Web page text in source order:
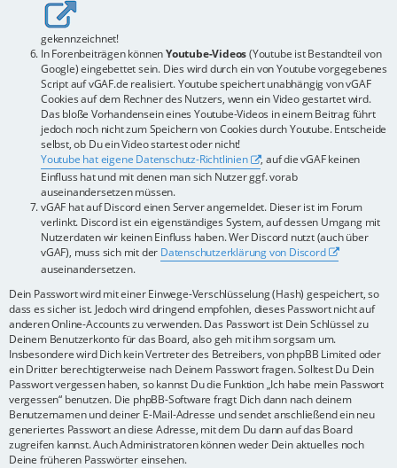
gekennzeichnet!
In Forenbeiträgen könnenYoutube-Videos(Youtube ist Bestandteil von
Google) eingebettet sein. Dies wird durch ein von Youtube vorgegebenes
Script auf vGAF.de realisiert. Youtube speichert unabhängig von vGAF
Cookies auf dem Rechner des Nutzers, wenn ein Video gestartet wird.
Das bloße Vorhandensein eines Youtube-Videos in einem Beitrag führt
jedoch noch nicht zum Speichern von Cookies durch Youtube. Entscheide
selbst, ob Du ein Video startest oder nicht!
Youtube hat eigene Datenschutz-Richtlinien
, auf die vGAF keinen
Einfluss hat und mit denen man sich Nutzer ggf. vorab
auseinandersetzen müssen.
vGAF hat auf Discord einen Server angemeldet. Dieser ist im Forum
verlinkt. Discord ist ein eigenständiges System, auf dessen Umgang mit
Nutzerdaten wir keinen Einfluss haben. Wer Discord nutzt (auch über
vGAF), muss sich mit der Datenschutzerklärung von Discord
auseinandersetzen.
Dein Passwort wird mit einer Einwege-Verschlüsselung (Hash) gespeichert, so
dass es sicher ist. Jedoch wird dringend empfohlen, dieses Passwort nicht auf
anderen Online-Accounts zu verwenden. Das Passwort ist Dein Schlüssel zu
Deinem Benutzerkonto für das Board, also geh mit ihm sorgsam um.
Insbesondere wird Dich kein Vertreter des Betreibers, von phpBB Limited oder
ein Dritter berechtigterweise nach Deinem Passwort fragen. Solltest Du Dein
Passwort vergessen haben, so kannst Du die Funktion „Ich habe mein Passwort
vergessen“ benutzen. Die phpBB-Software fragt Dich dann nach deinem
Benutzernamen und deiner E-Mail-Adresse und sendet anschließend ein neu
generiertes Passwort an diese Adresse, mit dem Du dann auf das Board
zugreifen kannst. Auch Administratoren können weder Dein aktuelles noch
Deine früheren Passwörter einsehen.